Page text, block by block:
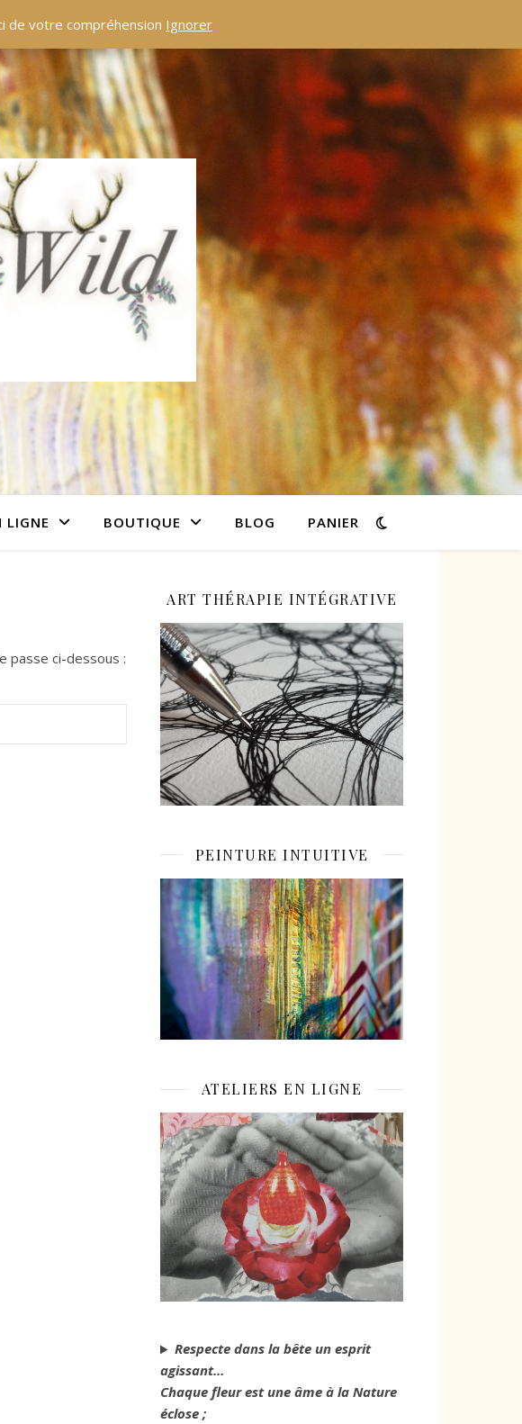
de votre compréhension Ignorer
LIGNE BOUTIQUE BLOG PANIER
passe ci-dessous :
ART THÉRAPIE INTÉGRATIVE
PEINTURE INTUITIVE
ATELIERS EN LIGNE
Respecte dans la bête un esprit
agissant…
Chaque fleur est une âme à la Nature
éclose ;